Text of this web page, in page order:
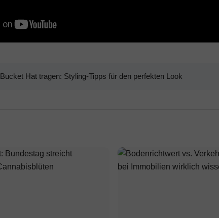
Bucket Hat tragen: Styling-Tipps für den perfekten Look